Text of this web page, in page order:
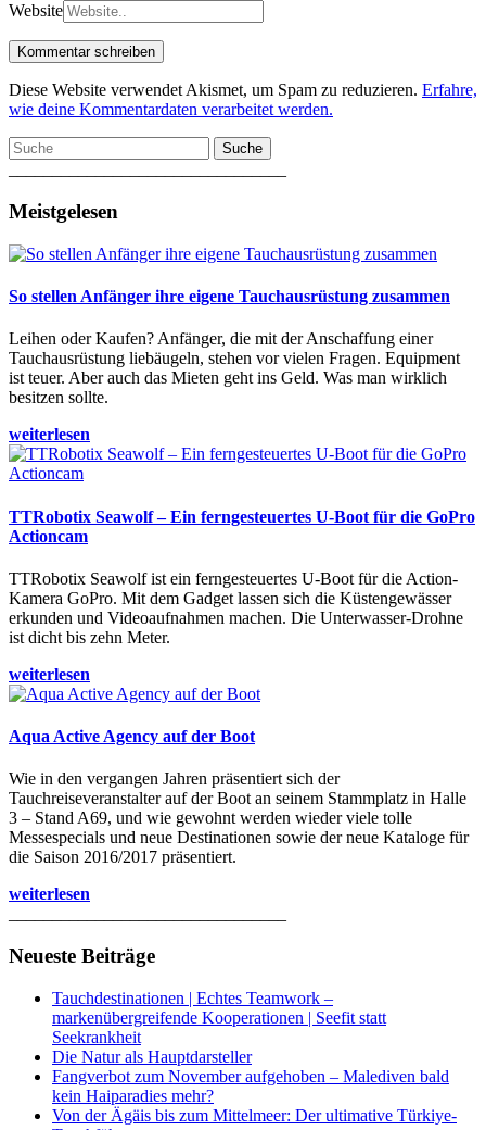
Website
Diese Website verwendet Akismet, um Spam zu reduzieren. Erfahre,
wie deine Kommentardaten verarbeitet werden.
Suche
Meistgelesen
So stellen Anfänger ihre eigene Tauchausrüstung zusammen
Leihen oder Kaufen? Anfänger, die mit der Anschaffung einer
Tauchausrüstung liebäugeln, stehen vor vielen Fragen. Equipment
ist teuer. Aber auch das Mieten geht ins Geld. Was man wirklich
besitzen sollte.
weiterlesen
TTRobotix Seawolf – Ein ferngesteuertes U-Boot für die GoPro
Actioncam
TTRobotix Seawolf ist ein ferngesteuertes U-Boot für die Action-
Kamera GoPro. Mit dem Gadget lassen sich die Küstengewässer
erkunden und Videoaufnahmen machen. Die Unterwasser-Drohne
ist dicht bis zehn Meter.
weiterlesen
Aqua Active Agency auf der Boot
Wie in den vergangen Jahren präsentiert sich der
Tauchreiseveranstalter auf der Boot an seinem Stammplatz in Halle
3 – Stand A69, und wie gewohnt werden wieder viele tolle
Messespecials und neue Destinationen sowie der neue Kataloge für
die Saison 2016/2017 präsentiert.
weiterlesen
Neueste Beiträge
Tauchdestinationen | Echtes Teamwork –
markenübergreifende Kooperationen | Seefit statt
Seekrankheit
Die Natur als Hauptdarsteller
Fangverbot zum November aufgehoben – Malediven bald
kein Haiparadies mehr?
Von der Ägäis bis zum Mittelmeer: Der ultimative Türkiye-